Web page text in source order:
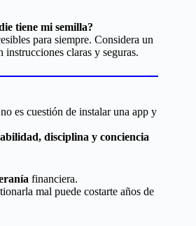
tiene mi semilla?
para siempre. Considera un
claras y seguras.
es cuestión de instalar una app y
disciplina y conciencia
financiera.
mal puede costarte años de